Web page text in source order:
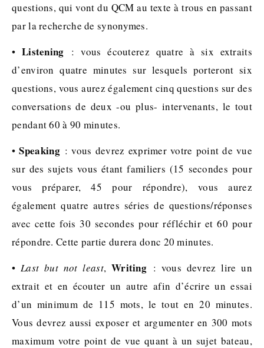
questions, qui vont du QCM au texte à trous en passant
par la recherche de synonymes.
• Listening : vous écouterez quatre à six extraits
d’environ quatre minutes sur lesquels porteront six
questions, vous aurez également cinq questions sur des
conversations de deux -ou plus- intervenants, le tout
pendant 60 à 90 minutes.
•Speaking: vous devrez exprimer votre point de vue
sur des sujets vous étant familiers (15 secondes pour
vous préparer, 45 pour répondre), vous aurez
également quatre autres séries de questions/réponses
avec cette fois 30 secondes pour réfléchir et 60 pour
répondre. Cette partie durera donc 20 minutes.
•Last but not least, Writing : vous devrez lire un
extrait et en écouter un autre afin d’écrire un essai
d’un minimum de 115 mots, le tout en 20 minutes.
Vous devrez aussi exposer et argumenter en 300 mots
maximum votre point de vue quant à un sujet bateau,